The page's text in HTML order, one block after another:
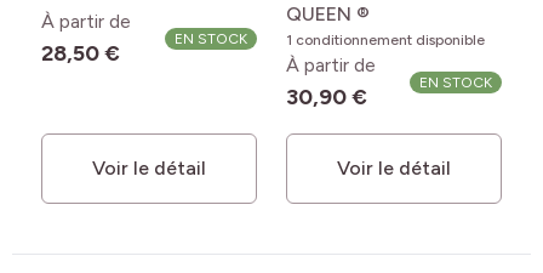
À partir de
28,50 €
EN STOCK
Voir le détail
QUEEN ®
1 conditionnement disponible
À partir de
30,90 €
EN STOCK
Voir le détail